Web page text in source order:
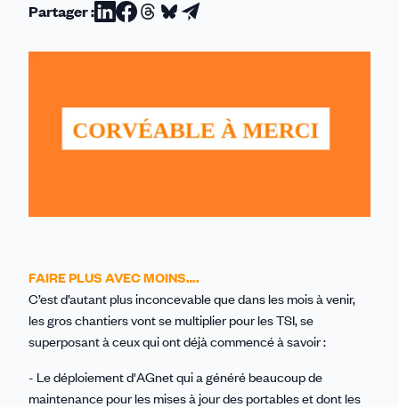
Partager :Partager
sur
Partager
sur
Partager
sur
Partager
sur
Partager
par
FAIRE PLUS AVEC MOINS….
C’est d’autant plus inconcevable que dans les mois à venir,
les gros chantiers vont se multiplier pour les TSI, se
superposant à ceux qui ont déjà commencé à savoir :
- Le déploiement d'AGnet qui a généré beaucoup de
maintenance pour les mises à jour des portables et dont les